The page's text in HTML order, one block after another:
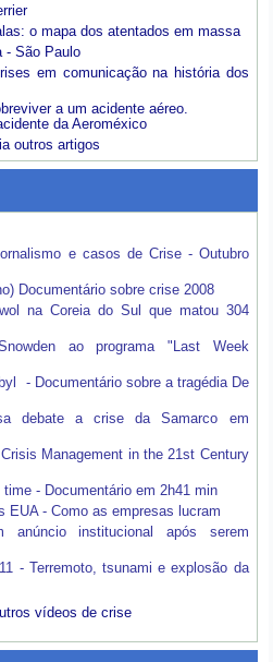
o mapa dos atentados em massa
- São Paulo
em comunicação na história dos
a um acidente aéreo.
da Aeroméxico
outros artigos
e casos de Crise - Outubro
Documentário sobre crise 2008
na Coreia do Sul que matou 304
ao programa "Last Week
- Documentário sobre a tragédia De
debate a crise da Samarco em
Management in the 21st Century
- Documentário em 2h41 min
EUA - Como as empresas lucram
anúncio institucional após serem
- Terremoto, tsunami e explosão da
vídeos de crise